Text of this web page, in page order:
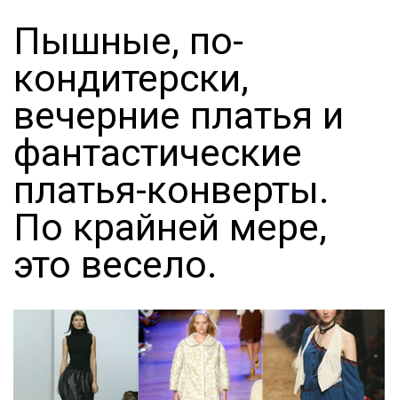
Пышные, по-
кондитерски,
вечерние платья и
фантастические
платья-конверты.
По крайней мере,
это весело.